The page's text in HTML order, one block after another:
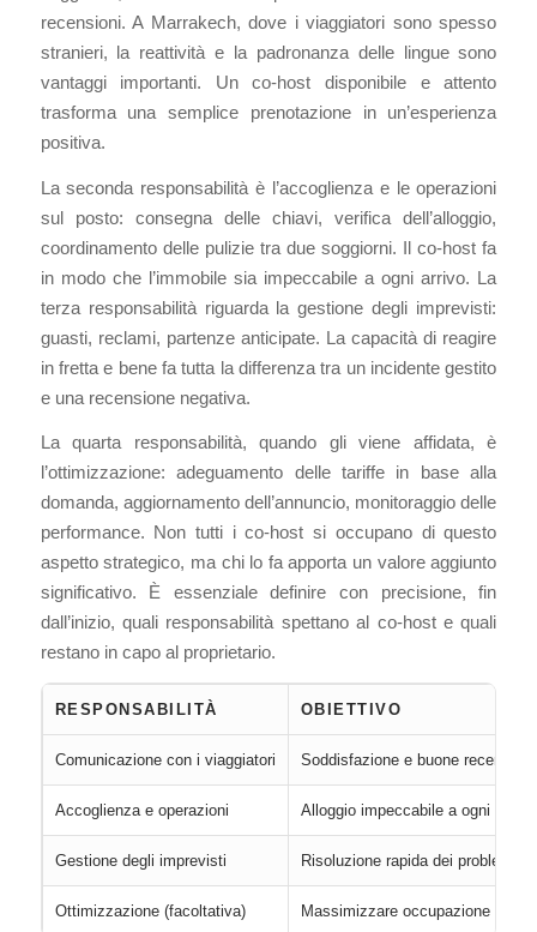
recensioni. A Marrakech, dove i viaggiatori sono spesso
stranieri, la reattività e la padronanza delle lingue sono
vantaggi importanti. Un co-host disponibile e attento
trasforma una semplice prenotazione in un’esperienza
positiva.
La seconda responsabilità è l’accoglienza e le operazioni
sul posto: consegna delle chiavi, verifica dell’alloggio,
coordinamento delle pulizie tra due soggiorni. Il co-host fa
in modo che l’immobile sia impeccabile a ogni arrivo. La
terza responsabilità riguarda la gestione degli imprevisti:
guasti, reclami, partenze anticipate. La capacità di reagire
in fretta e bene fa tutta la differenza tra un incidente gestito
e una recensione negativa.
La quarta responsabilità, quando gli viene affidata, è
l’ottimizzazione: adeguamento delle tariffe in base alla
domanda, aggiornamento dell’annuncio, monitoraggio delle
performance. Non tutti i co-host si occupano di questo
aspetto strategico, ma chi lo fa apporta un valore aggiunto
significativo. È essenziale definire con precisione, fin
dall’inizio, quali responsabilità spettano al co-host e quali
restano in capo al proprietario.
RESPONSABILITÀ OBIETTIVO
Comunicazione con i viaggiatori Soddisfazione e buone recensioni
Accoglienza e operazioni Alloggio impeccabile a ogni arrivo
Gestione degli imprevisti Risoluzione rapida dei problemi
Ottimizzazione (facoltativa) Massimizzare occupazione e